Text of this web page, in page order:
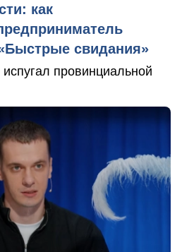
как
свидания»
провинциальной